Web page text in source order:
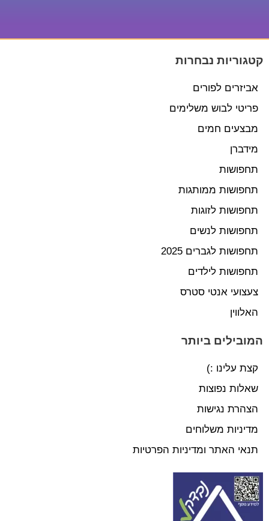
קטגוריות נבחרות
אביזרים לפורים
פריטי לבוש משלימים
מבצעים חמים
מידברן
תחפושות
תחפושות ממותגות
תחפושות לזוגות
תחפושות לנשים
תחפושות לגברים 2025
תחפושות לילדים
צעצועי אנטי סטרס
האלווין
המובילים ביותר
קצת עלינו :)
שאלות נפוצות
הצהרת נגישות
מדיניות משלוחים
תנאי האתר ומדיניות הפרטיות